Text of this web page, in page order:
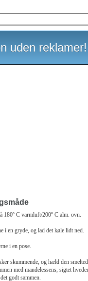
uden reklamer!
180º C varmluft/200º C alm. ovn.
i en gryde, og lad det køle lidt ned.
i en pose.
skummende, og hæld den
med mandelessens, sigtet
godt sammen.